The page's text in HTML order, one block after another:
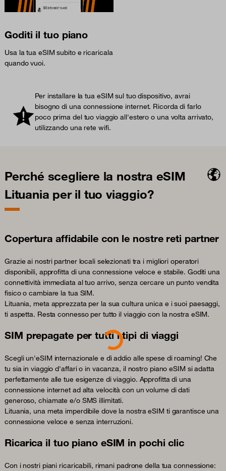
Goditi il tuo piano
Usa la tua eSIM subito e ricaricala
quando vuoi.
Per installare la tua eSIM sul tuo dispositivo, avrai
bisogno di una connessione internet. Ricorda di farlo
poco prima del tuo viaggio all'estero o una volta arrivato,
utilizzando una rete wifi.
Perché scegliere la nostra eSIM
Lituania per il tuo viaggio?
Copertura affidabile con le nostre reti partner
Grazie ai nostri partner locali selezionati tra i migliori operatori
disponibili, approfitta di una connessione veloce e stabile. Goditi una
connettività immediata al tuo arrivo, senza cercare un punto vendita
fisico o cambiare la tua SIM.
Lituania, meta apprezzata per la sua cultura unica e i suoi paesaggi,
ti aspetta. Resta connesso per tutto il viaggio con la nostra eSIM.
SIM prepagate per tutti i tipi di viaggi
Scegli un'eSIM internazionale e dì addio alle spese di roaming! Che
tu sia in viaggio d'affari o in vacanza, il nostro piano eSIM si adatta
perfettamente alle tue esigenze di viaggio. Approfitta di una
connessione internet ad alta velocità con un volume di dati
generoso, chiamate e/o SMS illimitati.
Lituania, una meta imperdibile dove la nostra eSIM ti garantisce una
connessione veloce e senza interruzioni.
Ricarica il tuo piano eSIM in pochi clic
Con i nostri piani ricaricabili, rimani padrone della tua connessione:
Loading...